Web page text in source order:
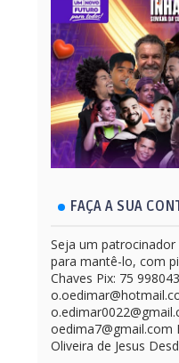
FAÇA A SUA
Seja um
para mantê-lo, com
Chaves Pix: 75
oedima7@gmail.com
Oliveira de Jesus